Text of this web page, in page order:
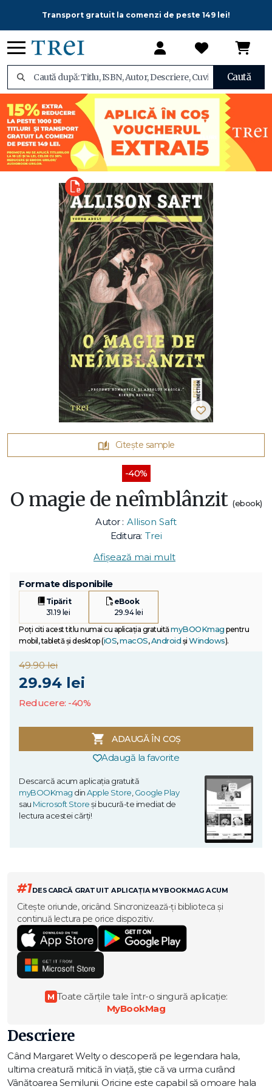
Transport gratuit la comenzi de peste 149 lei!
Caută
Citește sample
-40%
O magie de neîmblânzit (ebook)
Autor : Allison Saft
Editura: Trei
Afișează mai mult
Formate disponibile
Tipărit
31.19 lei
eBook
29.94 lei
Poți citi acest titlu numai cu aplicația gratuitămyBOOKmag pentru
mobil, tabletă și desktop (iOS,macOS,Android și Windows).
49.90 lei
29.94 lei
Reducere: -40%
ADAUGĂ ÎN COȘ
Adaugă la favorite
Descarcă acum aplicația gratuită
myBOOKmag dinApple Store,Google Play
sau Microsoft Storeși bucură-te imediat de
lectura acestei cărți!
#1DESCARCĂ GRATUIT APLICAȚIA MYBOOKMAG ACUM
Citește oriunde, oricând. Sincronizează-ți biblioteca și
continuă lectura pe orice dispozitiv.
M Toate cărțile tale într-o singură aplicație:
MyBookMag
Descriere
Când Margaret Welty o descoperă pe legendara hala,
ultima creatură mitică în viață, știe că va urma curând
Vânătoarea Semilunii. Oricine este capabil să omoare hala